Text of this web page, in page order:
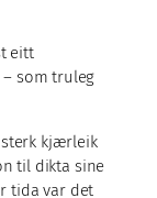
eitt
som truleg
sterk kjærleik
til dikta sine
tida var det